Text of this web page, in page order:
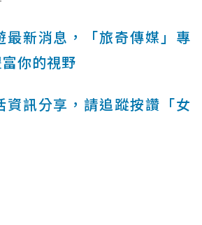
最新消息，「旅奇傳媒」專
你的視野
資訊分享，請追蹤按讚「女